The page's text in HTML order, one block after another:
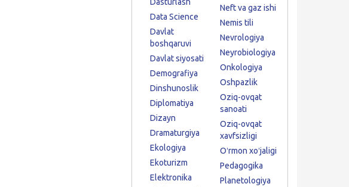
Data Science
Davlat
boshqaruvi
Davlat siyosati
Demografiya
Dinshunoslik
Diplomatiya
Dizayn
Dramaturgiya
Ekologiya
Ekoturizm
Elektronika
Neft va gaz ishi
Nemis tili
Nevrologiya
Neyrobiologiya
Onkologiya
Oshpazlik
Oziq-ovqat
sanoati
Oziq-ovqat
xavfsizligi
Oʻrmon xoʻjaligi
Pedagogika
Planetologiya